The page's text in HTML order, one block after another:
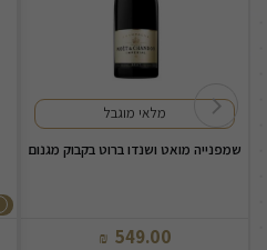
מלאי מוגבל
שמפנייה מואט ושנדו ברוט בקבוק מגנום
549.00
₪